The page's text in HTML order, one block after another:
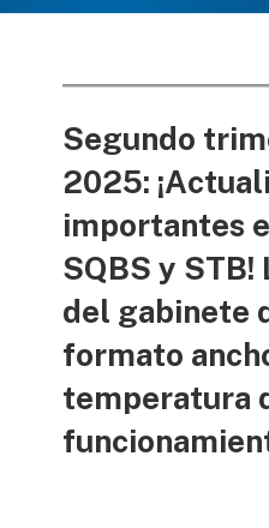
Segundo
2025:
importantes
SQBS y STB!
del gabinete
formato
temperatura